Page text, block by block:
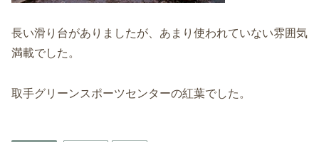
長い滑り台がありましたが、あまり使われていない雰囲気
満載でした。
取手グリーンスポーツセンターの紅葉でした。